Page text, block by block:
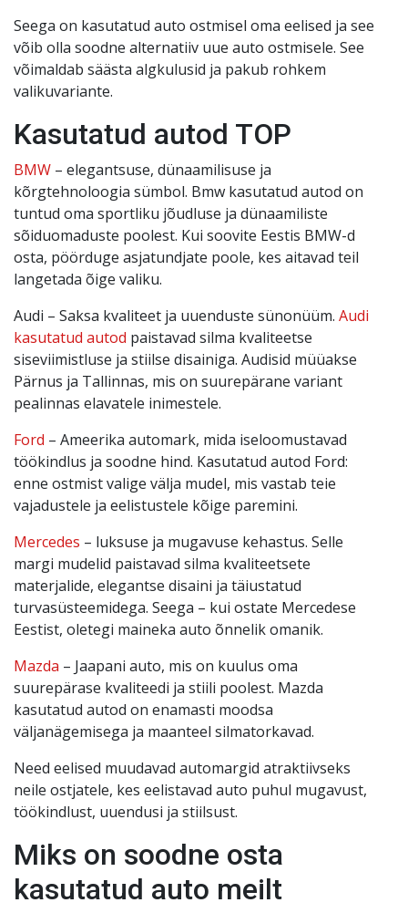
Seega on kasutatud auto ostmisel oma eelised ja see
võib olla soodne alternatiiv uue auto ostmisele. See
võimaldab säästa algkulusid ja pakub rohkem
valikuvariante.
Kasutatud autod TOP
BMW – elegantsuse, dünaamilisuse ja
kõrgtehnoloogia sümbol. Bmw kasutatud autod on
tuntud oma sportliku jõudluse ja dünaamiliste
sõiduomaduste poolest. Kui soovite Eestis BMW-d
osta, pöörduge asjatundjate poole, kes aitavad teil
langetada õige valiku.
Audi – Saksa kvaliteet ja uuenduste sünonüüm. Audi
kasutatud autod paistavad silma kvaliteetse
siseviimistluse ja stiilse disainiga. Audisid müüakse
Pärnus ja Tallinnas, mis on suurepärane variant
pealinnas elavatele inimestele.
Ford – Ameerika automark, mida iseloomustavad
töökindlus ja soodne hind. Kasutatud autod Ford:
enne ostmist valige välja mudel, mis vastab teie
vajadustele ja eelistustele kõige paremini.
Mercedes – luksuse ja mugavuse kehastus. Selle
margi mudelid paistavad silma kvaliteetsete
materjalide, elegantse disaini ja täiustatud
turvasüsteemidega. Seega – kui ostate Mercedese
Eestist, oletegi maineka auto õnnelik omanik.
Mazda – Jaapani auto, mis on kuulus oma
suurepärase kvaliteedi ja stiili poolest. Mazda
kasutatud autod on enamasti moodsa
väljanägemisega ja maanteel silmatorkavad.
Need eelised muudavad automargid atraktiivseks
neile ostjatele, kes eelistavad auto puhul mugavust,
töökindlust, uuendusi ja stiilsust.
Miks on soodne osta
kasutatud auto meilt